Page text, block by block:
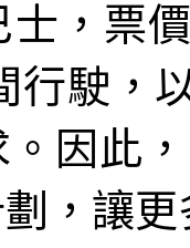
，票
行駛，
因此
，讓